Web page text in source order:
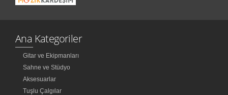
Ana Kategoriler
Gitar ve Ekipmanları
Sahne ve Stüdyo
Aksesuarlar
Tuşlu Çalgılar